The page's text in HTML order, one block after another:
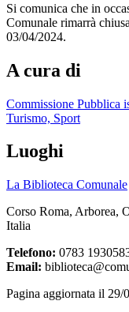
Si comunica che in
Comunale rimarrà
03/04/2024.
A cura di
Commissione Pubblica
Turismo, Sport
Luoghi
La Biblioteca Comunale
Corso Roma, Arborea,
Italia
Telefono: 0783
Email:
Pagina aggiornata il 29/